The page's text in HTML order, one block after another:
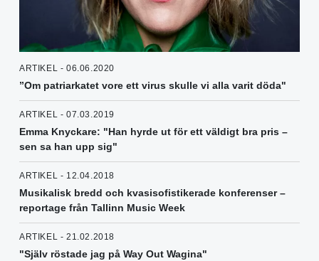
ARTIKEL - 06.06.2020
”Om patriarkatet vore ett virus skulle vi alla varit döda"
ARTIKEL - 07.03.2019
Emma Knyckare: "Han hyrde ut för ett väldigt bra pris –
sen sa han upp sig"
ARTIKEL - 12.04.2018
Musikalisk bredd och kvasisofistikerade konferenser –
reportage från Tallinn Music Week
ARTIKEL - 21.02.2018
"Själv röstade jag på Way Out Wagina"